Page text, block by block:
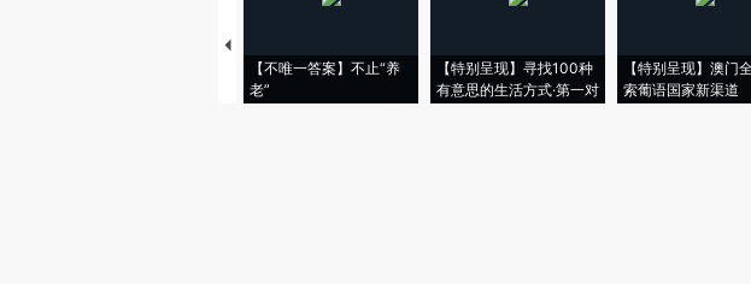
【不唯一答案】不止“养
老”
【特别呈现】寻找100种
有意思的生活方式·第一对
【特别呈现】澳门
索葡语国家新渠道